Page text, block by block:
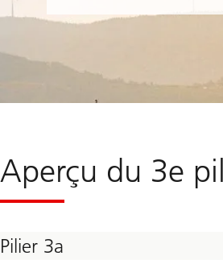
Banking
Aperçu du 3e
Pilier 3a